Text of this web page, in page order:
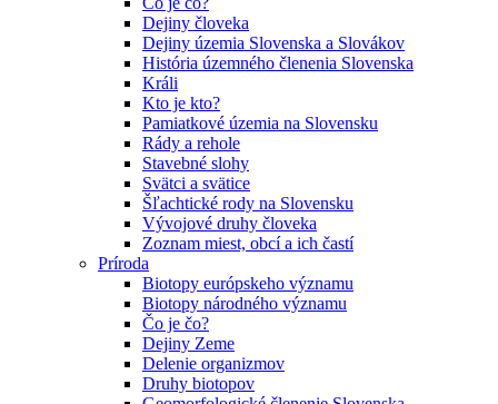
Dejiny človeka
Dejiny územia Slovenska a Slovákov
História územného členenia Slovenska
Králi
Kto je kto?
Pamiatkové územia na Slovensku
Rády a rehole
Stavebné slohy
Svätci a svätice
Šľachtické rody na Slovensku
Vývojové druhy človeka
Zoznam miest, obcí a ich častí
Príroda
Biotopy európskeho významu
Biotopy národného významu
Čo je čo?
Dejiny Zeme
Delenie organizmov
Druhy biotopov